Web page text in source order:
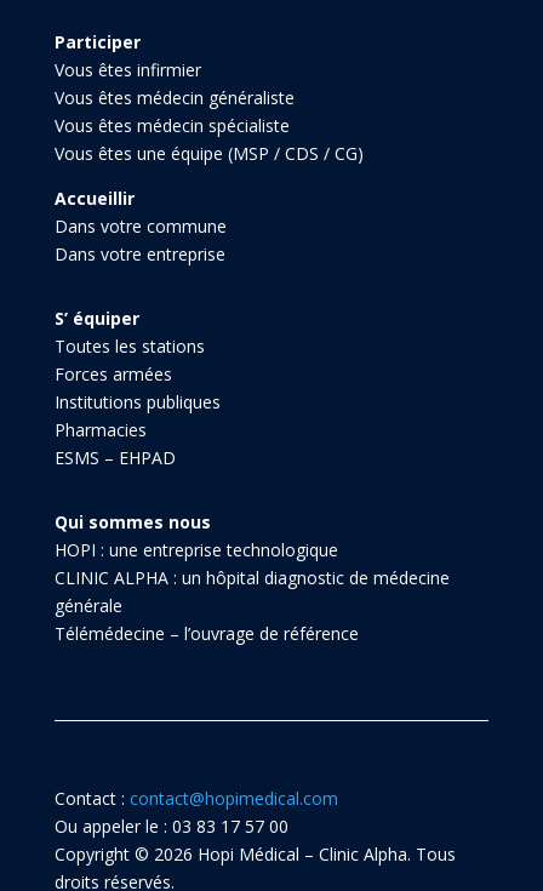
Participer
Vous êtes infirmier
Vous êtes médecin généraliste
Vous êtes médecin spécialiste
Vous êtes une équipe (MSP / CDS / CG)
Accueillir
Dans votre commune
Dans votre entreprise
S’ équiper
Toutes les stations
Forces armées
Institutions publiques
Pharmacies
ESMS – EHPAD
Qui sommes nous
HOPI : une entreprise technologique
CLINIC ALPHA : un hôpital diagnostic de médecine
générale
Télémédecine – l’ouvrage de référence
Contact : contact@hopimedical.com
Ou appeler le : 03 83 17 57 00
Copyright © 2026 Hopi Médical – Clinic Alpha. Tous
droits réservés.